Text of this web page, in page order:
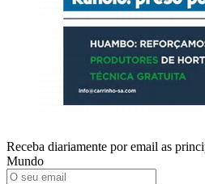
Receba diariamente por email as
Mundo